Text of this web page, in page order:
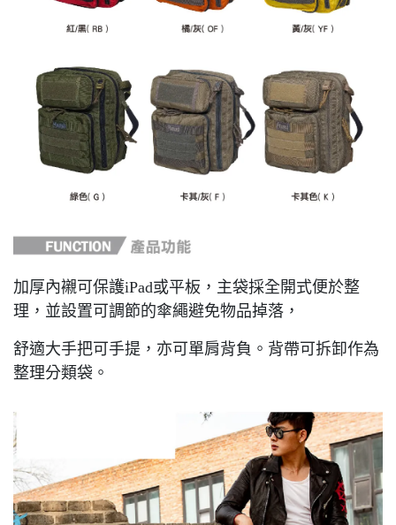
加厚內襯可保護iPad或平板，主袋採全開式便於整
理，並設置可調節的傘繩避免物品掉落，
舒適大手把可手提，亦可單肩背負。背帶可拆卸作為
整理分類袋。